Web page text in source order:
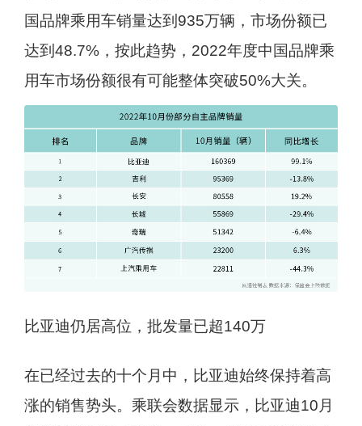
国品牌乘用车销量达到935万辆，市场份额已
达到48.7%，按此趋势，2022年度中国品牌乘
用车市场份额很有可能整体突破50%大关。
比亚迪仍居高位，批发量已超140万
在已经过去的十个月中，比亚迪始终保持着高
涨的销售势头。乘联会数据显示，比亚迪10月